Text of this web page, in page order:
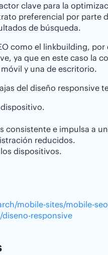
clave para la
preferencial por parte
de búsqueda.
como el linkbuilding,
ya que en este caso la
y una de escritorio.
del diseño responsive
consistente e impulsa a
reducidos.
dispositivos.
mobile-sites/mobile-
responsive